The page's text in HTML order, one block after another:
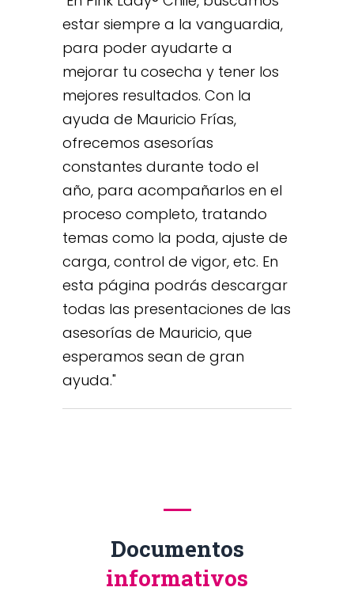
estar siempre a la vanguardia,
para poder ayudarte a
mejorar tu cosecha y tener los
mejores resultados. Con la
ayuda de Mauricio Frías,
ofrecemos asesorías
constantes durante todo el
año, para acompañarlos en el
proceso completo, tratando
temas como la poda, ajuste de
carga, control de vigor, etc. En
esta página podrás descargar
todas las presentaciones de las
asesorías de Mauricio, que
esperamos sean de gran
ayuda.
Documentos
informativos